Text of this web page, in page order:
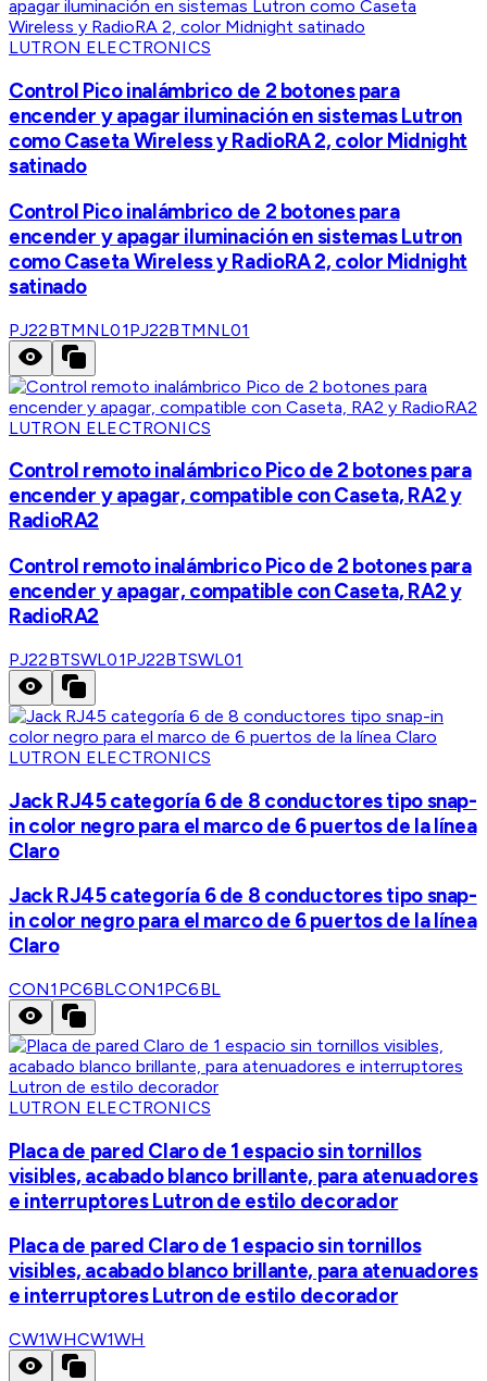
LUTRON ELECTRONICS
Control Pico inalámbrico de 2 botones para
encender y apagar iluminación en sistemas Lutron
como Caseta Wireless y RadioRA 2, color Midnight
satinado
Control Pico inalámbrico de 2 botones para
encender y apagar iluminación en sistemas Lutron
como Caseta Wireless y RadioRA 2, color Midnight
satinado
PJ22BTMNL01PJ22BTMNL01
LUTRON ELECTRONICS
Control remoto inalámbrico Pico de 2 botones para
encender y apagar, compatible con Caseta, RA2 y
RadioRA2
Control remoto inalámbrico Pico de 2 botones para
encender y apagar, compatible con Caseta, RA2 y
RadioRA2
PJ22BTSWL01PJ22BTSWL01
LUTRON ELECTRONICS
Jack RJ45 categoría 6 de 8 conductores tipo snap-
in color negro para el marco de 6 puertos de la línea
Claro
Jack RJ45 categoría 6 de 8 conductores tipo snap-
in color negro para el marco de 6 puertos de la línea
Claro
CON1PC6BLCON1PC6BL
LUTRON ELECTRONICS
Placa de pared Claro de 1 espacio sin tornillos
visibles, acabado blanco brillante, para atenuadores
e interruptores Lutron de estilo decorador
Placa de pared Claro de 1 espacio sin tornillos
visibles, acabado blanco brillante, para atenuadores
e interruptores Lutron de estilo decorador
CW1WHCW1WH